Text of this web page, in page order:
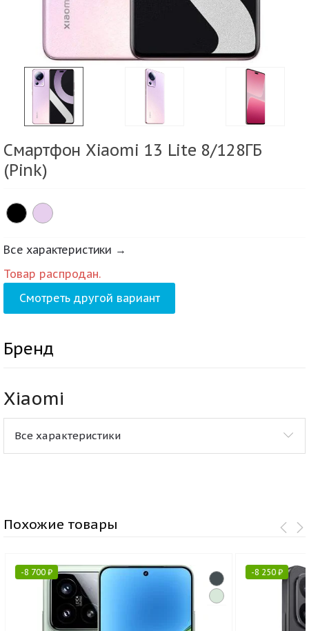
Смартфон Xiaomi 13 Lite 8/128ГБ
(Pink)
Все характеристики →
Товар распродан.
Смотреть другой вариант
Бренд
Xiaomi
Все характеристики
Похожие товары
-8 700₽ -8 250₽